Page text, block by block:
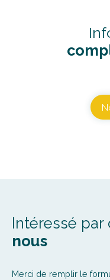
Intéressé par
nous
Merci de remplir le